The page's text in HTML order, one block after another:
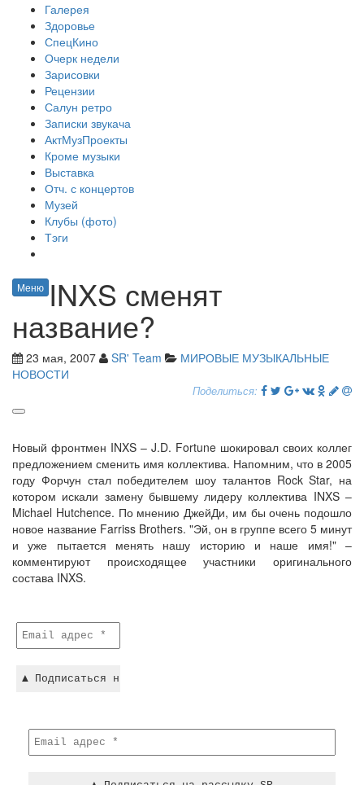
Галерея
Здоровье
СпецКино
Очерк недели
Зарисовки
Рецензии
Салун ретро
Записки звукача
АктМузПроекты
Кроме музыки
Выставка
Отч. с концертов
Музей
Клубы (фото)
Тэги
Меню INXS сменят
название?
23 мая, 2007 SR' Team
МИРОВЫЕ МУЗЫКАЛЬНЫЕ
НОВОСТИ
Поделиться:
Новый фронтмен INXS – J.D. Fortune шокировал своих коллег
предложением сменить имя коллектива. Напомним, что в 2005
году Форчун стал победителем шоу талантов Rock Star, на
котором искали замену бывшему лидеру коллектива INXS –
Michael Hutchence. По мнению ДжейДи, им бы очень подошло
новое название Farriss Brothers. "Эй, он в группе всего 5 минут
и уже пытается менять нашу историю и наше имя!" –
комментируют происходящее участники оригинального
состава INXS.